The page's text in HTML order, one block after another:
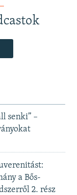
senki” –
a Bős-
2. rész